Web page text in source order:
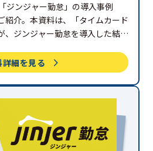
ジンジャー勤怠」の導入事例
紹介。本資料は、「タイムカード
、ジンジャー勤怠を導入した結
詳細を見る